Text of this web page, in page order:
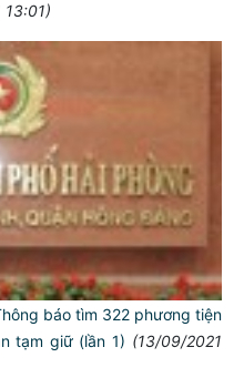
báo tìm 322 phương tiện
tạm giữ (lần 1) (13/09/2021
MỆNH LÀ: